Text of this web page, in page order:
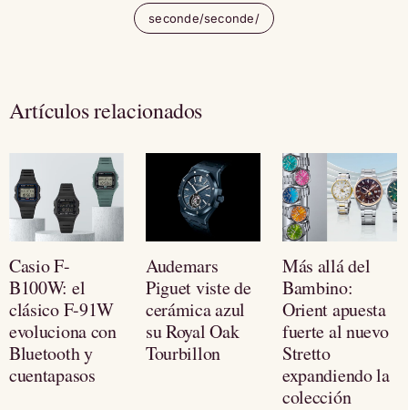
seconde/seconde/
Artículos relacionados
Casio F-
B100W: el
clásico F-91W
evoluciona con
Bluetooth y
cuentapasos
Audemars
Piguet viste de
cerámica azul
su Royal Oak
Tourbillon
Más allá del
Bambino:
Orient apuesta
fuerte al nuevo
Stretto
expandiendo la
colección